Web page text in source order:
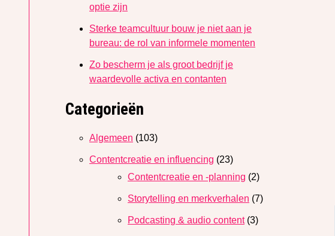
optie zijn
Sterke teamcultuur bouw je niet aan je
bureau: de rol van informele momenten
Zo bescherm je als groot bedrijf je
waardevolle activa en contanten
Categorieën
Algemeen (103)
Contentcreatie en influencing (23)
Contentcreatie en -planning (2)
Storytelling en merkverhalen (7)
Podcasting & audio content(3)